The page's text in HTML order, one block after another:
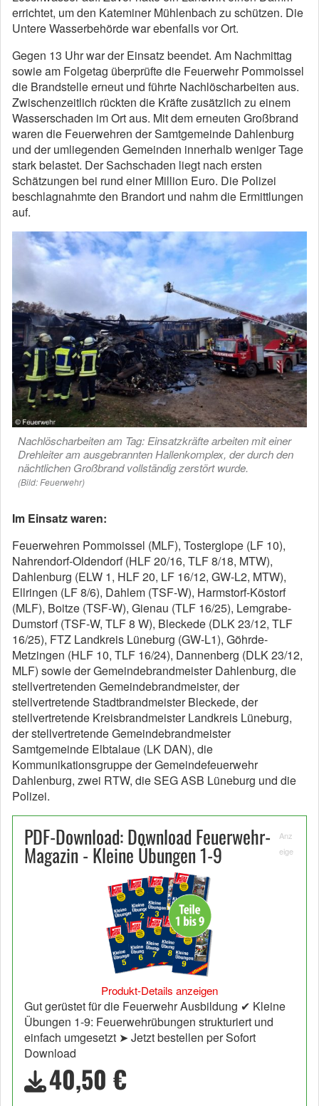
errichtet, um den Kateminer Mühlenbach zu schützen. Die
Untere Wasserbehörde war ebenfalls vor Ort.
Gegen 13 Uhr war der Einsatz beendet. Am Nachmittag
sowie am Folgetag überprüfte die Feuerwehr Pommoissel
die Brandstelle erneut und führte Nachlöscharbeiten aus.
Zwischenzeitlich rückten die Kräfte zusätzlich zu einem
Wasserschaden im Ort aus. Mit dem erneuten Großbrand
waren die Feuerwehren der Samtgemeinde Dahlenburg
und der umliegenden Gemeinden innerhalb weniger Tage
stark belastet. Der Sachschaden liegt nach ersten
Schätzungen bei rund einer Million Euro. Die Polizei
beschlagnahmte den Brandort und nahm die Ermittlungen
auf.
Nachlöscharbeiten am Tag: Einsatzkräfte arbeiten mit einer
Drehleiter am ausgebrannten Hallenkomplex, der durch den
nächtlichen Großbrand vollständig zerstört wurde.
(Bild: Feuerwehr)
Im Einsatz waren:
Feuerwehren Pommoissel (MLF), Tosterglope (LF 10),
Nahrendorf-Oldendorf (HLF 20/16, TLF 8/18, MTW),
Dahlenburg (ELW 1, HLF 20, LF 16/12, GW-L2, MTW),
Ellringen (LF 8/6), Dahlem (TSF-W), Harmstorf-Köstorf
(MLF), Boitze (TSF-W), Gienau (TLF 16/25), Lemgrabe-
Dumstorf (TSF-W, TLF 8 W), Bleckede (DLK 23/12, TLF
16/25), FTZ Landkreis Lüneburg (GW-L1), Göhrde-
Metzingen (HLF 10, TLF 16/24), Dannenberg (DLK 23/12,
MLF) sowie der Gemeindebrandmeister Dahlenburg, die
stellvertretenden Gemeindebrandmeister, der
stellvertretende Stadtbrandmeister Bleckede, der
stellvertretende Kreisbrandmeister Landkreis Lüneburg,
der stellvertretende Gemeindebrandmeister
Samtgemeinde Elbtalaue (LK DAN), die
Kommunikationsgruppe der Gemeindefeuerwehr
Dahlenburg, zwei RTW, die SEG ASB Lüneburg und die
Polizei.
PDF-Download: Download Feuerwehr-
Magazin - Kleine Übungen 1-9
Anz
eige
Produkt-Details anzeigen
Gut gerüstet für die Feuerwehr Ausbildung ✔ Kleine
Übungen 1-9: Feuerwehrübungen strukturiert und
einfach umgesetzt ➤ Jetzt bestellen per Sofort
Download
40,50 €